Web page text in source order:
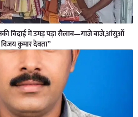
विदाई में उमड़ पड़ा सैलाब—गाजे बाजे,आंसुओं
कुमार देवता”